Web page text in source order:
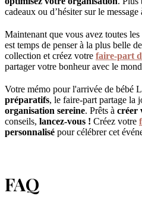
cadeaux ou d’hésiter sur le message
Maintenant que vous avez toutes
est temps de penser à la plus belle
collection et créez votre faire-part
partager votre bonheur avec le
Votre mémo pour l'arrivée de bébé
préparatifs, le faire-part partage la
organisation sereine. Prêts à créer
conseils, lancez-vous ! Créez votre
personnalisé pour célébrer cet
FAQ